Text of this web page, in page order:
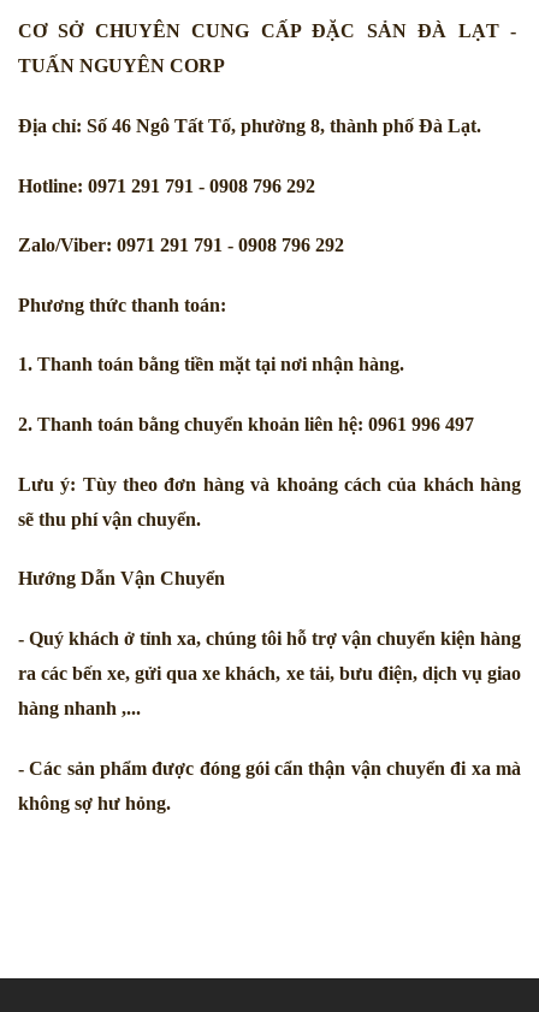
CƠ SỞ CHUYÊN CUNG CẤP ĐẶC SẢN ĐÀ LẠT -
TUẤN NGUYÊN CORP
Địa chỉ: Số 46 Ngô Tất Tố, phường 8, thành phố Đà Lạt.
Hotline: 0971 291 791 - 0908 796 292
Zalo/Viber: 0971 291 791 - 0908 796 292
Phương thức thanh toán:
1. Thanh toán bằng tiền mặt tại nơi nhận hàng.
2. Thanh toán bằng chuyển khoản liên hệ: 0961 996 497
Lưu ý: Tùy theo đơn hàng và khoảng cách của khách hàng
sẽ thu phí vận chuyển.
Hướng Dẫn Vận Chuyển
- Quý khách ở tỉnh xa, chúng tôi hỗ trợ vận chuyển kiện hàng
ra các bến xe, gửi qua xe khách, xe tải, bưu điện, dịch vụ giao
hàng nhanh ,...
- Các sản phẩm được đóng gói cẩn thận vận chuyển đi xa mà
không sợ hư hỏng.